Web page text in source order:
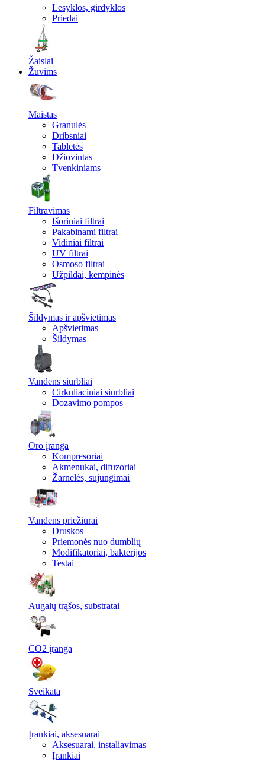
Lesyklos, girdyklos
Priedai
Žaislai
Žuvims
Maistas
Granulės
Dribsniai
Tabletės
Džiovintas
Tvenkiniams
Filtravimas
Išoriniai filtrai
Pakabinami filtrai
Vidiniai filtrai
UV filtrai
Osmoso filtrai
Užpildai, kempinės
Šildymas ir apšvietimas
Apšvietimas
Šildymas
Vandens siurbliai
Cirkuliaciniai siurbliai
Dozavimo pompos
Oro įranga
Kompresoriai
Akmenukai, difuzoriai
Žarnelės, sujungimai
Vandens priežiūrai
Druskos
Priemonės nuo dumblių
Modifikatoriai, bakterijos
Testai
Augalų trąšos, substratai
CO2 įranga
Sveikata
Įrankiai, aksesuarai
Aksesuarai, instaliavimas
Įrankiai